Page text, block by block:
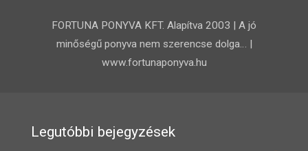
FORTUNA PONYVA KFT. Alapítva 2003 | A jó
minőségű ponyva nem szerencse dolga… |
www.fortunaponyva.hu
Legutóbbi bejegyzések